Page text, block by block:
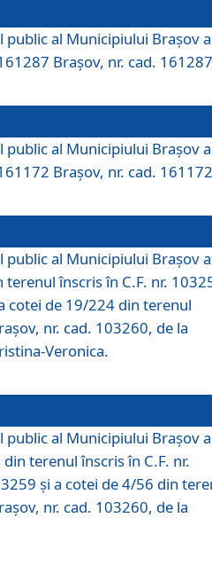
public al Municipiului Braşov a
Brașov, nr. cad.
public al Municipiului Braşov a
Brașov, nr. cad.
public al Municipiului Braşov a
înscris în C.F. nr.
cotei de 19/224 din terenul
nr. cad. 103260, de la
Veronica.
public al Municipiului Braşov a
terenul înscris în C.F. nr.
și a cotei de 4/56 din
nr. cad. 103260, de la